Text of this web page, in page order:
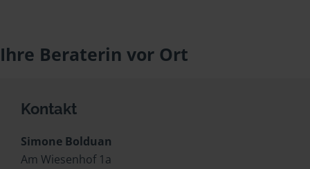
Ihre Beraterin vor Ort
Kontakt
Simone Bolduan
Am Wiesenhof 1a